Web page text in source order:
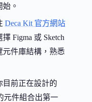
。
Deca Kit 官方網站
Figma 或 Sketch
元件庫結構，熟悉
目前正在設計的
元件組合出第一